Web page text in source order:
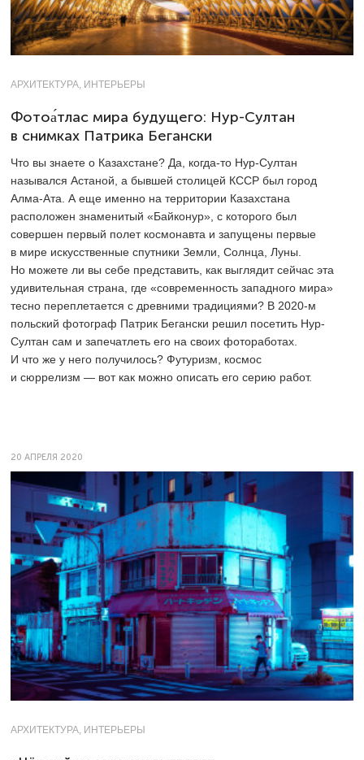
АРХИТЕКТУРА, ИНТЕРЬЕРЫ
Фотоа́тлас мира будущего: Нур-Султан
в снимках Патрика Бегански
Что вы знаете о Казахстане? Да, когда-то Нур-Султан
назывался Астаной, а бывшей столицей КССР был город
Алма-Ата. А еще именно на территории Казахстана
расположен знаменитый «Байконур», с которого был
совершен первый полет космонавта и запущены первые
в мире искусственные спутники Земли, Солнца, Луны.
Но можете ли вы себе представить, как выглядит сейчас эта
удивительная страна, где «современность западного мира»
тесно переплетается с древними традициями? В 2020-м
польский фотограф Патрик Бегански решил посетить Нур-
Султан сам и запечатлеть его на своих фотоработах.
И что же у него получилось? Футуризм, космос
и сюррелизм — вот как можно описать его серию работ.
20 АПРЕЛЯ 2020
АРХИТЕКТУРА, ИНТЕРЬЕРЫ